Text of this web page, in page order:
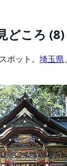
どころ (8)
ポット。 埼玉県、